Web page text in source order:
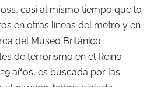
casi al mismo tiempo que lo
en otras líneas del metro y en
del Museo Británico.
de terrorismo en el Reino
años, es buscada por las